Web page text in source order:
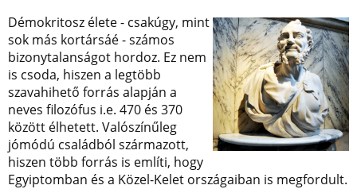
Démokritosz élete - csakúgy, mint
sok más kortársáé - számos
bizonytalanságot hordoz. Ez nem
is csoda, hiszen a legtöbb
szavahihető forrás alapján a
neves filozófus i.e. 470 és 370
között élhetett. Valószínűleg
jómódú családból származott,
hiszen több forrás is említi, hogy
Egyiptomban és a Közel-Kelet országaiban is megfordult.